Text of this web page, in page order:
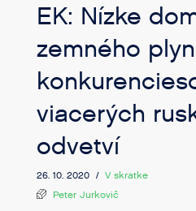
EK: Nízke
zemného
viacerých
odvetví
26. 10. 2020 / V skratke
Peter Jurkovič